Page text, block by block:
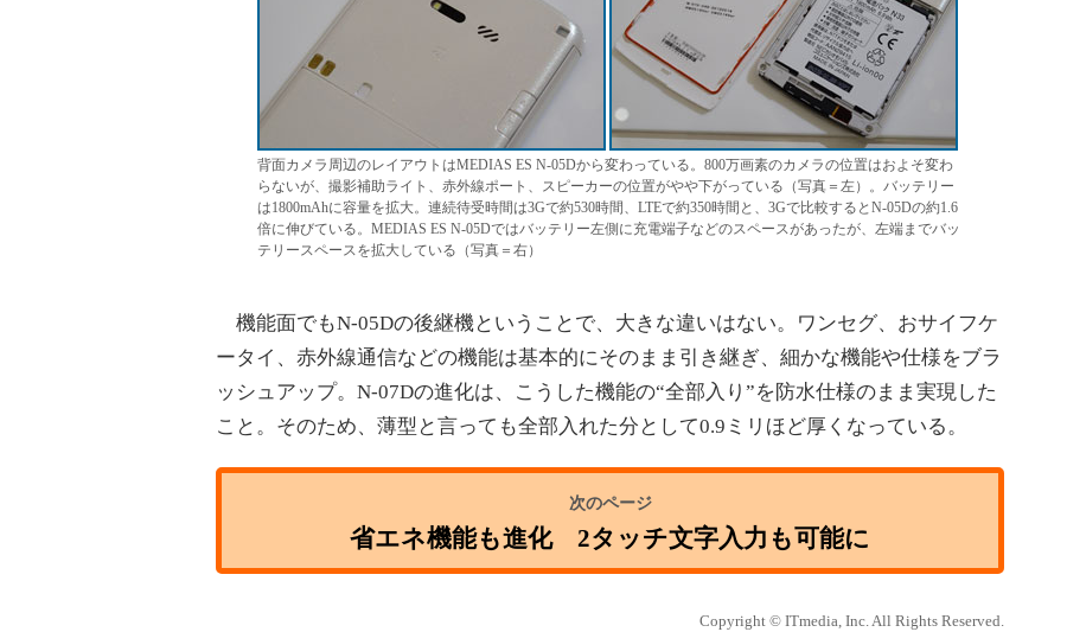
背面カメラ周辺のレイアウトはMEDIAS ES N-05Dから変わっている。800万画素のカメラの位置はおよそ変わ
らないが、撮影補助ライト、赤外線ポート、スピーカーの位置がやや下がっている（写真＝左）。バッテリー
は1800mAhに容量を拡大。連続待受時間は3Gで約530時間、LTEで約350時間と、3Gで比較するとN-05Dの約1.6
倍に伸びている。MEDIAS ES N-05Dではバッテリー左側に充電端子などのスペースがあったが、左端までバッ
テリースペースを拡大している（写真＝右）
機能面でもN-05Dの後継機ということで、大きな違いはない。ワンセグ、おサイフケ
ータイ、赤外線通信などの機能は基本的にそのまま引き継ぎ、細かな機能や仕様をブラ
ッシュアップ。N-07Dの進化は、こうした機能の“全部入り”を防水仕様のまま実現した
こと。そのため、薄型と言っても全部入れた分として0.9ミリほど厚くなっている。
省エネ機能も進化 2タッチ文字入力も可能に
Copyright © ITmedia, Inc. All Rights Reserved.